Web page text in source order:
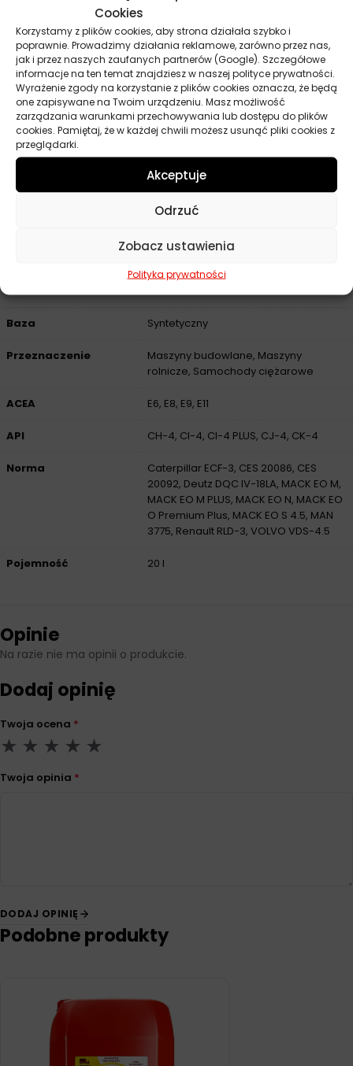
Cookies
Korzystamy z plików cookies, aby strona działała szybko i
poprawnie. Prowadzimy działania reklamowe, zarówno przez nas,
jak i przez naszych zaufanych partnerów (Google). Szczegółowe
informacje na ten temat znajdziesz w naszej polityce prywatności.
Wyrażenie zgody na korzystanie z plików cookies oznacza, że będą
one zapisywane na Twoim urządzeniu. Masz możliwość
zarządzania warunkami przechowywania lub dostępu do plików
cookies. Pamiętaj, że w każdej chwili możesz usunąć pliki cookies z
przeglądarki.
Akceptuje
Odrzuć
Zobacz ustawienia
Polityka prywatności
Renault RLD-3
Volvo VDS-4.5
ACEA E6, E8, E9, E11
API CK-4, CJ-4, CI-4 Plus, CI-4, CH-4
Caterpillar ECF-3
Mack EO-O Premium Plus, EO-N, EO-M Plus, EO-M
Renault RLD-2, RLD
Parametry techniczne
Producent Texaco
Baza Syntetyczny
Przeznaczenie
Maszyny budowlane, Maszyny
rolnicze, Samochody ciężarowe
ACEA E6, E8, E9, E11
API CH-4, CI-4, CI-4 PLUS, CJ-4, CK-4
Norma
Caterpillar ECF-3, CES 20086, CES
20092, Deutz DQC IV-18LA, MACK EO M,
MACK EO M PLUS, MACK EO N, MACK EO
O Premium Plus, MACK EO S 4.5, MAN
3775, Renault RLD-3, VOLVO VDS-4.5
Pojemność 20 l
Opinie
Na razie nie ma opinii o produkcie.
Dodaj opinię
Twoja ocena *
Twoja opinia *
DODAJ OPINIĘ
Podobne produkty